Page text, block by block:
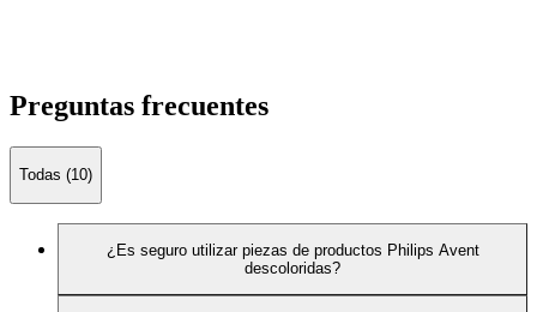
Preguntas frecuentes
Todas (10)
¿Es seguro utilizar piezas de productos Philips Avent
descoloridas?